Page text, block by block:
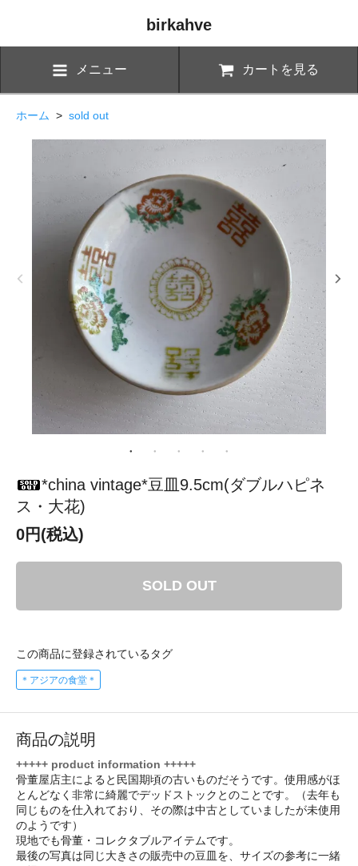
birkahve
メニュー カートを見る
ホーム > sold out
*china vintage*豆皿9.5cm(ダブルハピネ
ス・大花)
0円(税込)
SOLD OUT
この商品に登録されているタグ
＊アジアの食堂＊
商品の説明
+++++ product information +++++
骨董屋店主によると民国期頃の古いものだそうです。使用感がほ
とんどなく非常に綺麗でデッドストックとのことです。（去年も
同じものを仕入れており、その際は中古としていましたが未使用
のようです）
現地でも骨董・コレクタブルアイテムです。
最後の写真は同じ大きさの販売中の豆皿を、サイズの参考に一緒